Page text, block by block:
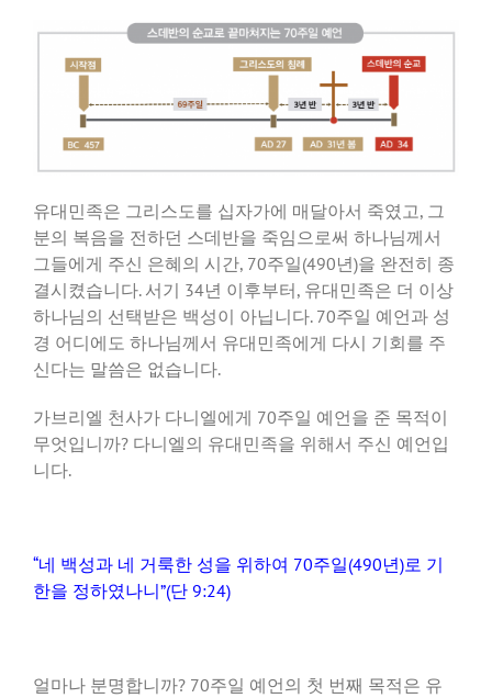
유대민족은 그리스도를 십자가에 매달아서 죽였고, 그
분의 복음을 전하던 스데반을 죽임으로써 하나님께서
그들에게 주신 은혜의 시간, 70주일(490년)을 완전히 종
결시켰습니다. 서기 34년 이후부터, 유대민족은 더 이상
하나님의 선택받은 백성이 아닙니다. 70주일 예언과 성
경 어디에도 하나님께서 유대민족에게 다시 기회를 주
신다는 말씀은 없습니다.
가브리엘 천사가 다니엘에게 70주일 예언을 준 목적이
무엇입니까? 다니엘의 유대민족을 위해서 주신 예언입
니다.
“네 백성과 네 거룩한 성을 위하여 70주일(490년)로 기
한을 정하였나니”(단 9:24)
얼마나 분명합니까? 70주일 예언의 첫 번째 목적은 유